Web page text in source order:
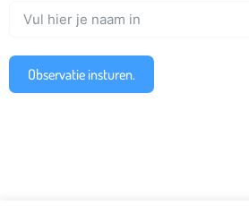
Observatie insturen.